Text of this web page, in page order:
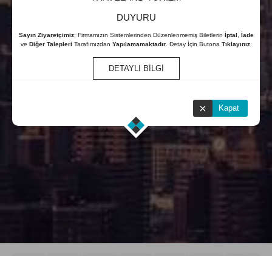
Kapat
×
DUYURU
Sayın Ziyaretçimiz; Firmamızın Sistemlerinden Düzenlenmemiş Biletlerin İptal
İade
ve Diğer Talepleri Tarafımızdan Yapılamamaktadır. Detay İçin Butona Tıklayınız.
DETAYLI BİLGİ